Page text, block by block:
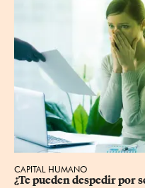
CAPITAL HUMANO
¿Te pueden despedir por